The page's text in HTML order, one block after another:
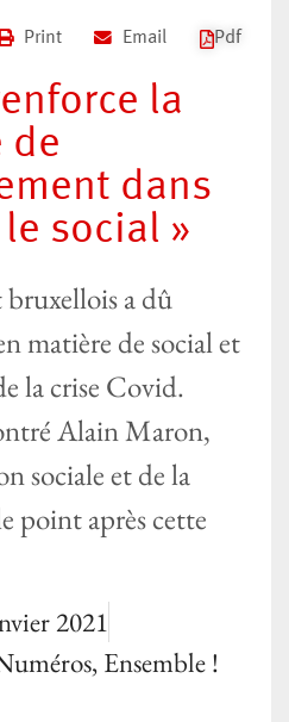
Print Email Pdf
la
de
dans
social »
a dû
matière de social et
la crise Covid.
Alain Maron,
sociale et de la
point après cette
2021
, Ensemble !